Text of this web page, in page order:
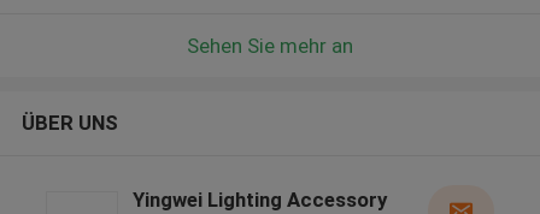
Sehen Sie mehr an
ÜBER UNS
Yingwei Lighting Accessory